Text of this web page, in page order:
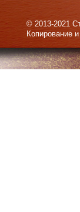
© 2013-2021
Копирование